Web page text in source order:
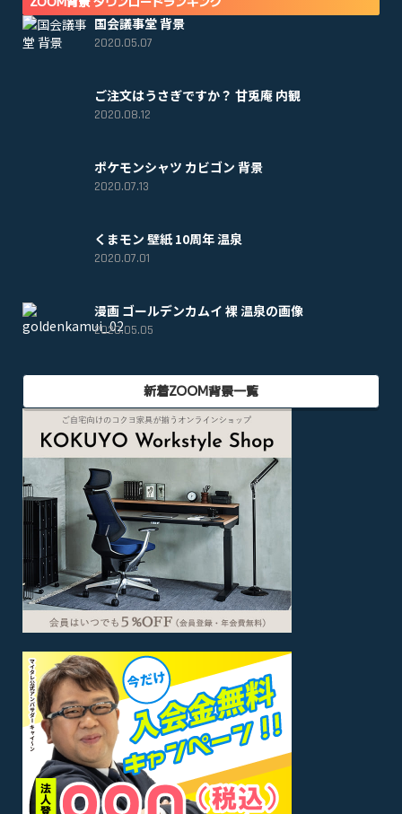
国会議事堂 背景
2020.05.07
ご注文はうさぎですか？ 甘兎庵 内観
2020.08.12
ポケモンシャツ カビゴン 背景
2020.07.13
くまモン 壁紙 10周年 温泉
2020.07.01
漫画 ゴールデンカムイ 裸 温泉の画像
2020.05.05
新着ZOOM背景一覧